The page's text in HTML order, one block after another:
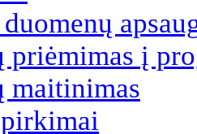
į
maitinimas